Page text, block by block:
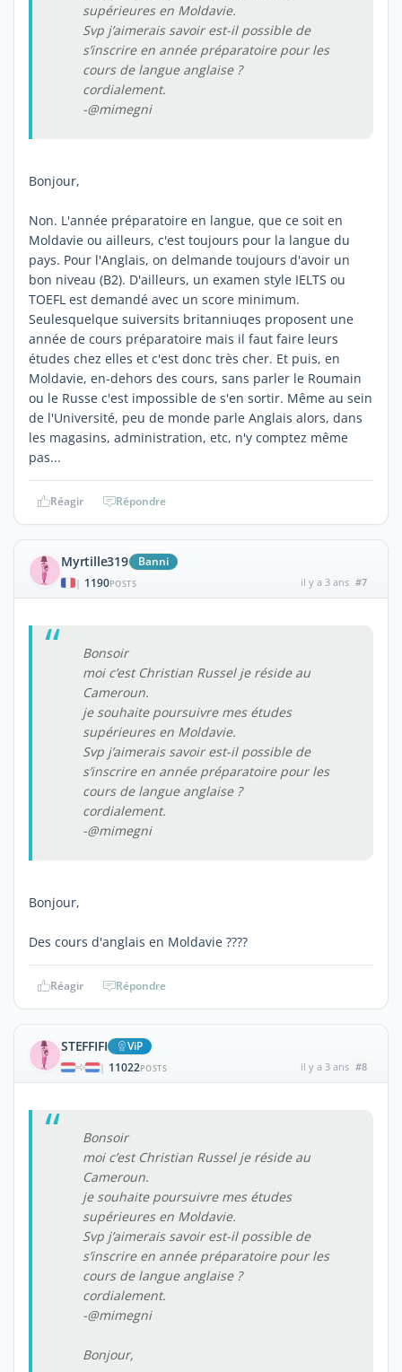
supérieures en Moldavie.
Svp j’aimerais savoir est-il possible de
s’inscrire en année préparatoire pour les
cours de langue anglaise ?
cordialement.
-@mimegni
Bonjour,
Non. L'année préparatoire en langue, que ce soit en
Moldavie ou ailleurs, c'est toujours pour la langue du
pays. Pour l'Anglais, on delmande toujours d'avoir un
bon niveau (B2). D'ailleurs, un examen style IELTS ou
TOEFL est demandé avec un score minimum.
Seulesquelque suiversits britanniuqes proposent une
année de cours préparatoire mais il faut faire leurs
études chez elles et c'est donc très cher. Et puis, en
Moldavie, en-dehors des cours, sans parler le Roumain
ou le Russe c'est impossible de s'en sortir. Même au sein
de l'Université, peu de monde parle Anglais alors, dans
les magasins, administration, etc, n'y comptez même
pas...
Réagir Répondre
Myrtille319 Banni
| 1190POSTS il y a 3 ans #7
Bonsoir
moi c’est Christian Russel je réside au
Cameroun.
je souhaite poursuivre mes études
supérieures en Moldavie.
Svp j’aimerais savoir est-il possible de
s’inscrire en année préparatoire pour les
cours de langue anglaise ?
cordialement.
-@mimegni
Bonjour,
Des cours d'anglais en Moldavie ????
Réagir Répondre
STEFFIFI ViP
| 11022POSTS il y a 3 ans #8
Bonsoir
moi c’est Christian Russel je réside au
Cameroun.
je souhaite poursuivre mes études
supérieures en Moldavie.
Svp j’aimerais savoir est-il possible de
s’inscrire en année préparatoire pour les
cours de langue anglaise ?
cordialement.
-@mimegni
Bonjour,